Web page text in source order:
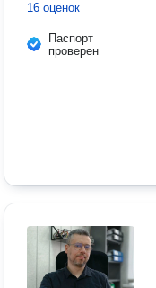
16 оценок
Паспорт
проверен